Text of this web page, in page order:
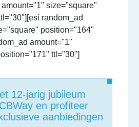
size="square"
random_ad
position="164"
amount="1"
ttl="30"]
12-jarig jubileum
en profiteer
aanbiedingen